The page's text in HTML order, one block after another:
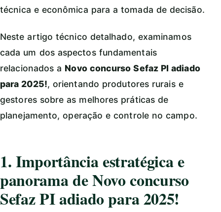
técnica e econômica para a tomada de decisão.
Neste artigo técnico detalhado, examinamos
cada um dos aspectos fundamentais
relacionados a Novo concurso Sefaz PI adiado
para 2025!, orientando produtores rurais e
gestores sobre as melhores práticas de
planejamento, operação e controle no campo.
1. Importância estratégica e
panorama de Novo concurso
Sefaz PI adiado para 2025!